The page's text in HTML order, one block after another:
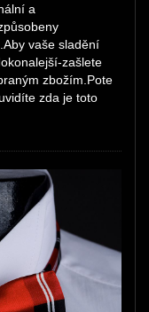
a
vaše sladění
zašlete
zbožím.Pote
zda je toto